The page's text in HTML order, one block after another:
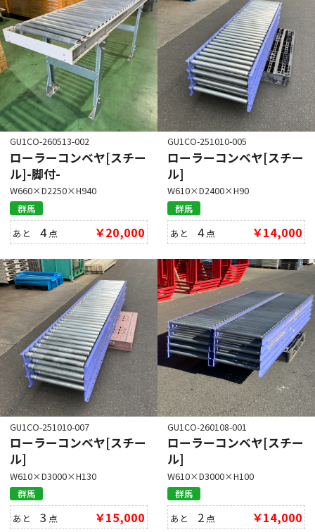
GU1CO-260513-002
ローラーコンベヤ[スチー
ル]-脚付-
W660×D2250×H940
群馬
あと4点 ￥20,000
GU1CO-251010-005
ローラーコンベヤ[スチー
ル]
W610×D2400×H90
群馬
あと4点 ￥14,000
GU1CO-251010-007
ローラーコンベヤ[スチー
ル]
W610×D3000×H130
群馬
あと3 点 ￥15,000
GU1CO-260108-001
ローラーコンベヤ[スチー
ル]
W610×D3000×H100
群馬
あと 2 点 ￥14,000